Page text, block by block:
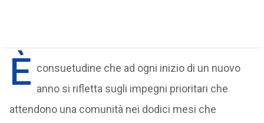
È consuetudine che ad ogni inizio di un nuovo
anno si rifletta sugli impegni prioritari che
attendono una comunità nei dodici mesi che